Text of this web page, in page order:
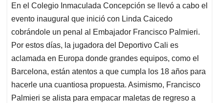
En el Colegio Inmaculada Concepción se llevó a cabo el
evento inaugural que inició con Linda Caicedo
cobrándole un penal al Embajador Francisco Palmieri.
Por estos días, la jugadora del Deportivo Cali es
aclamada en Europa donde grandes equipos, como el
Barcelona, están atentos a que cumpla los 18 años para
hacerle una cuantiosa propuesta. Asimismo, Francisco
Palmieri se alista para empacar maletas de regreso a